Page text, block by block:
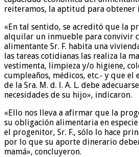
reiteramos, la aptitud para obtener
«En tal sentido, se acreditó que la
alquilar un inmueble para convivir
alimentante Sr. F. habita una
las tareas cotidianas las realiza la
vestimenta, limpieza y/o higiene,
cumpleaños, médicos, etc.- y que
de la Sra. M. d. l. A. L. debe
necesidades de su hijo», indicaron.
«Ello nos lleva a afirmar que la
su obligación alimentaria en
el progenitor, Sr. F., sólo lo hace
por lo que su aporte dinerario
mamá», concluyeron.